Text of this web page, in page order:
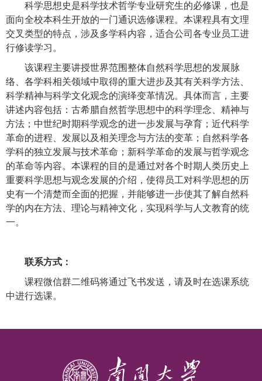
科学思想史是科学技术哲学专业研究生的必修课，也是
面向全校本科生开放的一门通识选修课程。本课程具有文理
交叉类型的特点，涉及多学科内容，适合公司各专业员工进
行修读学习。
该课程主要讲授世界范围整体自然科学思想的发展脉
络、各学科相关领域中取得的重大进步及其有关科学方法、
科学精神与科学文化观念的演绎变革情况。具体而言，主要
讲述内容包括：古希腊自然哲学思想中的科学理念、精神与
方法；中世纪时期科学观念的进一步发展与孕育；近代科学
革命的进程、发展以及相关理念与方法的变革；自然科学各
学科的独立发展与技术革命；新科学革命的发展与哲学观念
的革命等内容。本课程的目的是通过对各个时期人类历史上
重要科学思想与观念发展的介绍，使得员工对科学思想的历
史有一个清楚而全面的把握，并能够进一步使其了解自然科
学的内在方法、理论与精神文化，实现科学与人文教育的统
一。
联系方式：
课程微信群二维码将通过飞书发送，请及时在选课系统
中进行选课。